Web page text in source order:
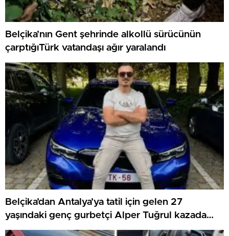
Belçika’nın Gent şehrinde alkollü sürücünün
çarptığıTürk vatandaşı ağır yaralandı
Belçika’dan Antalya’ya tatil için gelen 27
yaşındaki genç gurbetçi Alper Tuğrul kazada
hayatını kaybetti